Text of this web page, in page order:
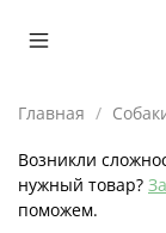
Главная
Возникли
нужный товар?
поможем.